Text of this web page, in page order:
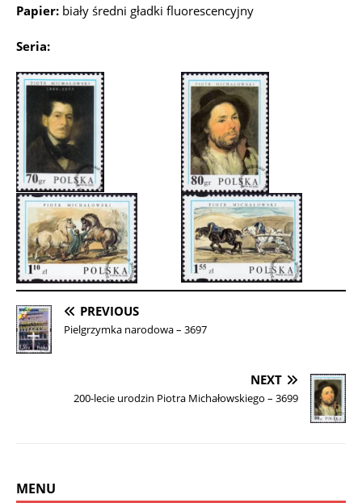
Papier: biały średni gładki fluorescencyjny
Seria:
PREVIOUS
Pielgrzymka narodowa – 3697
NEXT
200-lecie urodzin Piotra Michałowskiego – 3699
MENU